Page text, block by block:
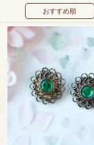
おすすめ順